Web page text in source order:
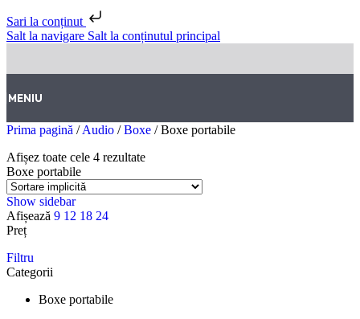
Sari la conținut
Salt la navigare Salt la conținutul principal
MENIU
Prima pagină / Audio / Boxe / Boxe portabile
Afișez toate cele 4 rezultate
Boxe portabile
Show sidebar
Afișează 9 12 18 24
Preț
Filtru
Categorii
Boxe portabile